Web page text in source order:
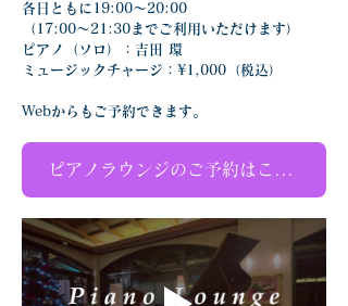
各日ともに19:00〜20:00
（17:00〜21:30までご利用いただけます）
ピアノ（ソロ）：吉田 環
ミュージックチャージ：¥1,000（税込）
Webからもご予約できます。